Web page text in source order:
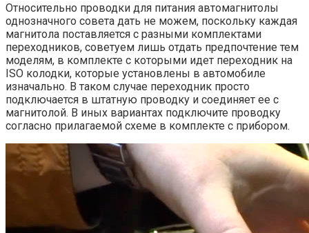
Относительно проводки для питания автомагнитолы
однозначного совета дать не можем, поскольку каждая
магнитола поставляется с разными комплектами
переходников, советуем лишь отдать предпочтение тем
моделям, в комплекте с которыми идет переходник на
ISO колодки, которые установлены в автомобиле
изначально. В таком случае переходник просто
подключается в штатную проводку и соединяет ее с
магнитолой. В иных вариантах подключите проводку
согласно прилагаемой схеме в комплекте с прибором.